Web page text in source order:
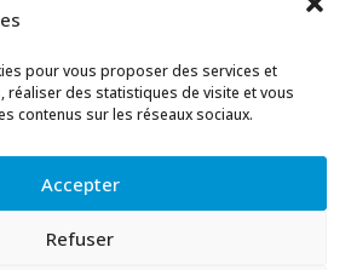
pour vous proposer des services et
réaliser des statistiques de visite et vous
contenus sur les réseaux sociaux.
Accepter
Refuser
DES DÉCHETS
DE LA MAIRIE
DE SALLES COMMUNALES